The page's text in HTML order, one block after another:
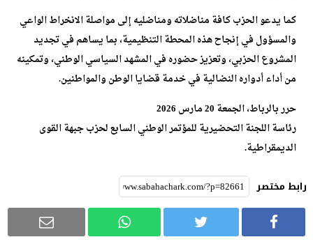
كما يدعو الحزب كافة مناضلاته ومناضليه إلى مواصلة الانخراط الواعي
والمسؤول في إنجاح هذه المحطة التنظيمية، بما يساهم في تجديد
المشروع الحزبي، وتعزيز حضوره في المشهد السياسي الوطني، وتمكينه
من أداء أدواره النضالية في خدمة قضايا الوطن والمواطنين.
حرر بالرباط، الجمعة 20 مارس 2026
رئاسة اللجنة التحضيرية للمؤتمر الوطني السابع لحزب جبهة القوى
الديمقراطية.
رابط مختصر